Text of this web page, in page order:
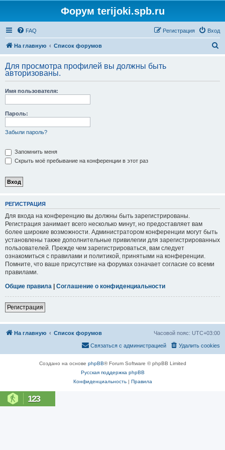
Форум terijoki.spb.ru
FAQ Вход
Регистрация
На главную Список форумов
с
Для просмотра профилей вы должны быть
авторизованы.
Имя пользователя:
Пароль:
Забыли пароль?
Запомнить меня
Скрыть моё пребывание на конференции в этот раз
РЕГИСТРАЦИЯ
Для входа на конференцию вы должны быть зарегистрированы.
Регистрация занимает всего несколько минут, но предоставляет вам
более широкие возможности. Администратором конференции могут быть
установлены также дополнительные привилегии для зарегистрированных
пользователей. Прежде чем зарегистрироваться, вам следует
ознакомиться с правилами и политикой, принятыми на конференции.
Помните, что ваше присутствие на форумах означает согласие со всеми
правилами.
Общие правила | Соглашение о конфиденциальности
Регистрация
На главную Список форумов Часовой пояс: UTC+03:00
Удалить cookies
Связаться с администрацией
Создано на основе phpBB® Forum Software © phpBB Limited
Русская поддержка phpBB
Конфиденциальность| Правила
123